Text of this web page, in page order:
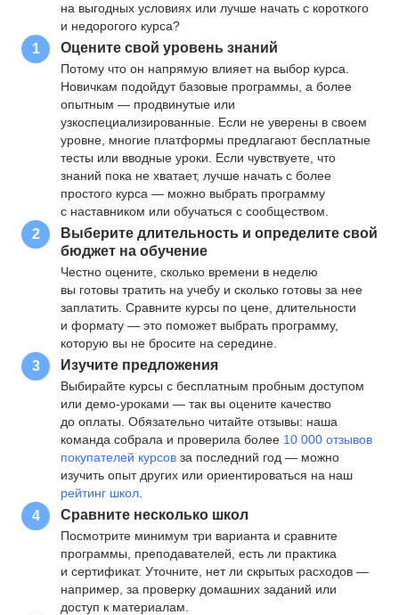
на выгодных условиях или лучше начать с короткого
и недорогого курса?
1 Оцените свой уровень знаний
Потому что он напрямую влияет на выбор курса.
Новичкам подойдут базовые программы, а более
опытным — продвинутые или
узкоспециализированные. Если не уверены в своем
уровне, многие платформы предлагают бесплатные
тесты или вводные уроки. Если чувствуете, что
знаний пока не хватает, лучше начать с более
простого курса — можно выбрать программу
с наставником или обучаться с сообществом.
2
Выберите длительность и определите свой
бюджет на обучение
Честно оцените, сколько времени в неделю
вы готовы тратить на учебу и сколько готовы за нее
заплатить. Сравните курсы по цене, длительности
и формату — это поможет выбрать программу,
которую вы не бросите на середине.
3 Изучите предложения
Выбирайте курсы с бесплатным пробным доступом
или демо-уроками — так вы оцените качество
до оплаты. Обязательно читайте отзывы: наша
команда собрала и проверила более 10 000 отзывов
покупателей курсов за последний год — можно
изучить опыт других или ориентироваться на наш
рейтинг школ
4 Сравните несколько школ
Посмотрите минимум три варианта и сравните
программы, преподавателей, есть ли практика
и сертификат. Уточните, нет ли скрытых расходов —
например, за проверку домашних заданий или
доступ к материалам.